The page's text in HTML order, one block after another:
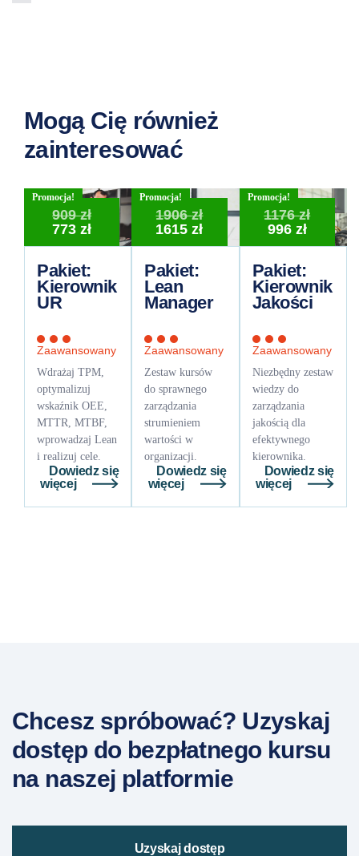
Mogą Cię również
zainteresować
Promocja!
909złPierwotna
cena
wynosiła:
773złAktualna
cena
Pakiet:
Kierownik
UR
Zaawansowany
Wdrażaj TPM,
optymalizuj
wskaźnik OEE,
MTTR, MTBF,
wprowadzaj Lean
i realizuj cele.
Dowiedz się
więcej
Promocja!
1906złPierwotna
cena
wynosiła:
1615złAktualna
cena
Pakiet:
Lean
Manager
Zaawansowany
Zestaw kursów
do sprawnego
zarządzania
strumieniem
wartości w
organizacji.
Dowiedz się
więcej
Promocja!
1176zł
cena
996 zł
cena
996 zł.
Pakiet:
Kierownik
Jakości
Zaawansowany
Niezbędny zestaw
wiedzy do
zarządzania
jakością dla
efektywnego
kierownika.
Dowiedz się
więcej
Chcesz spróbować? Uzyskaj
dostęp do bezpłatnego kursu
na naszej platformie
Uzyskaj dostęp